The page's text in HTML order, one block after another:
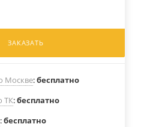
ЗАКАЗАТЬ
Москве:бесплатно
ТК:бесплатно
:бесплатно